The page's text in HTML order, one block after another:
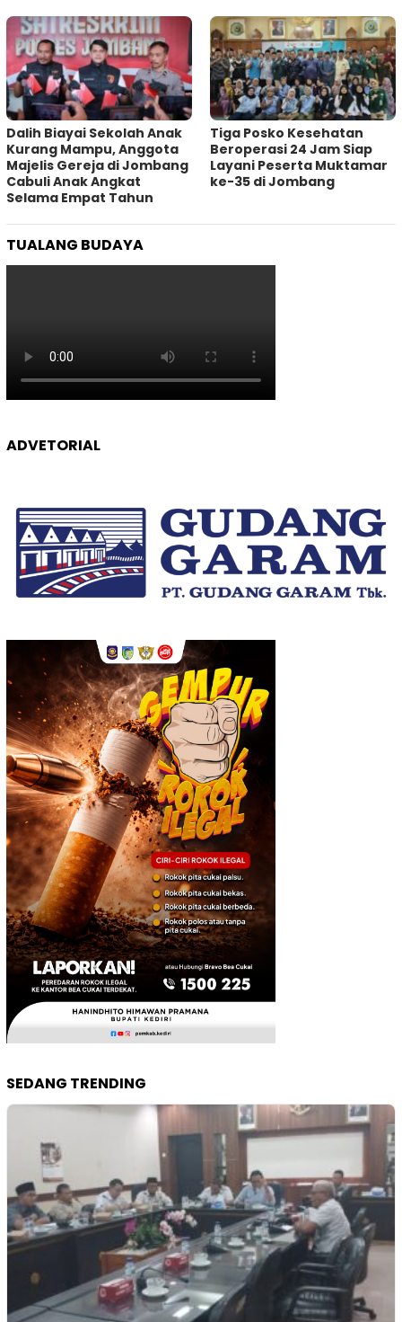
Dalih Biayai Sekolah Anak
Kurang Mampu, Anggota
Majelis Gereja di Jombang
Cabuli Anak Angkat
Selama Empat Tahun
Tiga Posko Kesehatan
Beroperasi 24 Jam Siap
Layani Peserta Muktamar
ke-35 di Jombang
TUALANG BUDAYA
ADVETORIAL
SEDANG TRENDING